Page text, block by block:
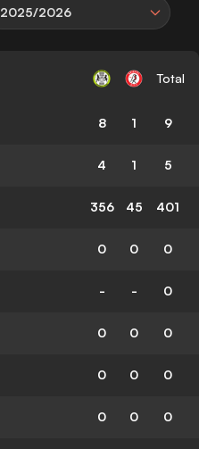
2025/2026
Total
8 1 9
4 1 5
356 45 401
0 0 0
- - 0
0 0 0
0 0 0
0 0 0